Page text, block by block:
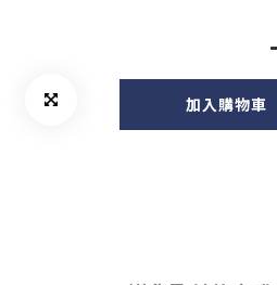
加入購物車